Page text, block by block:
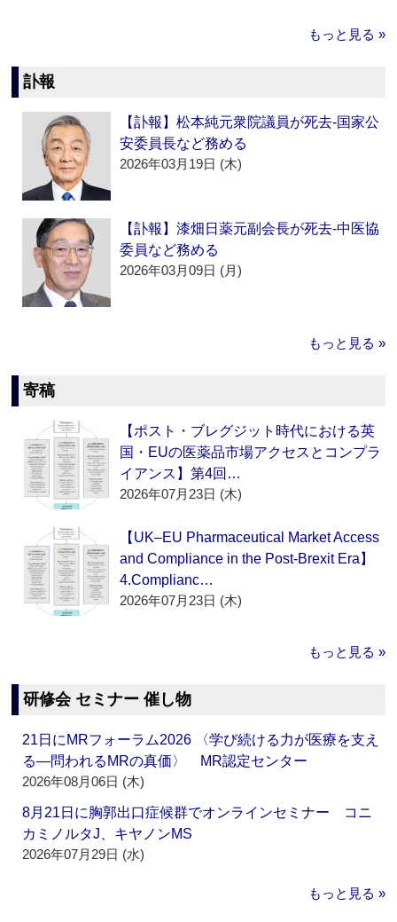
もっと見る »
訃報
【訃報】松本純元衆院議員が死去‐国家公
安委員長など務める
2026年03月19日 (木)
【訃報】漆畑日薬元副会長が死去‐中医協
委員など務める
2026年03月09日 (月)
もっと見る »
寄稿
【ポスト・ブレグジット時代における英
国・EUの医薬品市場アクセスとコンプラ
イアンス】第4回…
2026年07月23日 (木)
【UK–EU Pharmaceutical Market Access
and Compliance in the Post-Brexit Era】
4.Complianc…
2026年07月23日 (木)
もっと見る »
研修会 セミナー 催し物
21日にMRフォーラム2026 〈学び続ける力が医療を支え
る―問われるMRの真価〉 MR認定センター
2026年08月06日 (木)
8月21日に胸郭出口症候群でオンラインセミナー コニ
カミノルタJ、キヤノンMS
2026年07月29日 (水)
もっと見る »